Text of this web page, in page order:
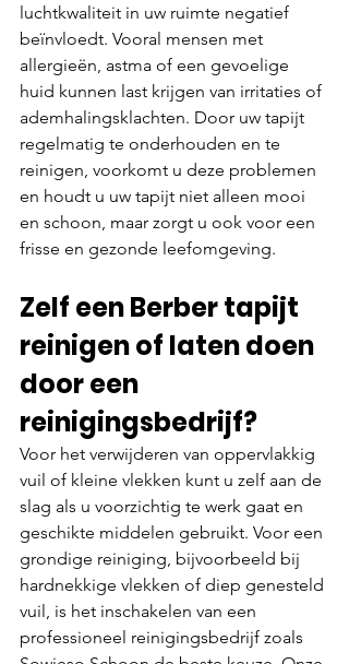
luchtkwaliteit in uw ruimte negatief
beïnvloedt. Vooral mensen met
allergieën, astma of een gevoelige
huid kunnen last krijgen van irritaties of
ademhalingsklachten. Door uw tapijt
regelmatig te onderhouden en te
reinigen, voorkomt u deze problemen
en houdt u uw tapijt niet alleen mooi
en schoon, maar zorgt u ook voor een
frisse en gezonde leefomgeving.
Zelf een Berber tapijt
reinigen of laten doen
door een
reinigingsbedrijf?
Voor het verwijderen van oppervlakkig
vuil of kleine vlekken kunt u zelf aan de
slag als u voorzichtig te werk gaat en
geschikte middelen gebruikt. Voor een
grondige reiniging, bijvoorbeeld bij
hardnekkige vlekken of diep genesteld
vuil, is het inschakelen van een
professioneel reinigingsbedrijf zoals